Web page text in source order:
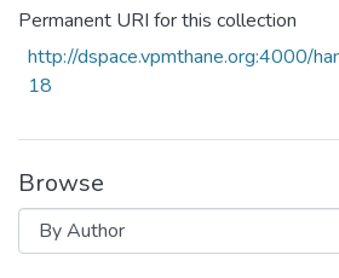
Permanent URI for this collection
http://dspace.vpmthane.org:4000/
18
Browse